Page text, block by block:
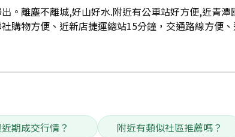
。離塵不離城,好山好水.附近有公車站好方便,近青潭
購物方便、近新店捷運總站15分鐘，交通路線方便
期成交行情？ 附近有類似社區推薦嗎？